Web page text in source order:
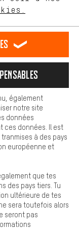
español
la-Chapelle
des données
d'Alerte
de cookies
hors) plus les
États-Unis.
confort, nous
d'autres contenus et
d'utiliser des
nous proposons une
puisses utiliser les
également
notre site
données
ces données. Il est
à des pays
européenne et
que tes
des pays tiers. Tu
ultérieure de tes
sera toutefois alors
seront pas